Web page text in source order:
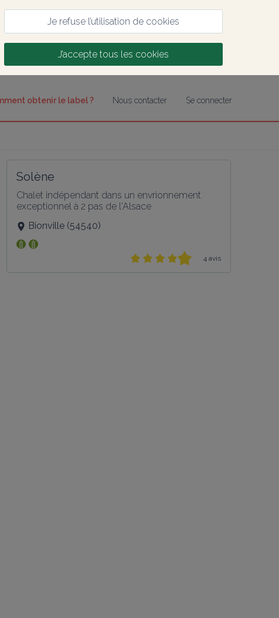
Je refuse l’utilisation de cookies
J’accepte tous les cookies
obtenir le label ? Nous contacter Se connecter
Solène
Chalet indépendant dans un envrionnement
exceptionnel à 2 pas de l'Alsace
Bionville (54540)
4 avis